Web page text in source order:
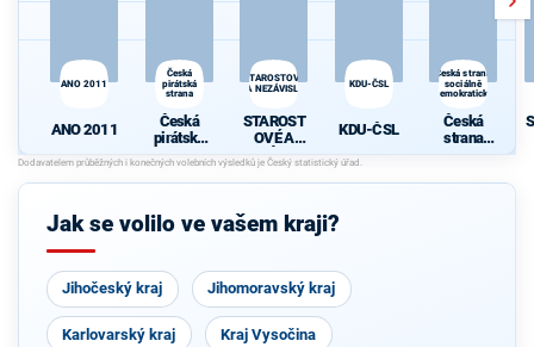
ANO 2011
ANO 2011
Česká
pirátská
strana
Česká
pirátská
strana
STAROSTOVÉ
A NEZÁVISLÍ
STAROST
OVÉ A
NEZÁVISL
Í
KDU-ČSL
KDU-ČSL
Česká strana
sociálně
demokratická
Česká
strana
sociálně
cká
Jak se volilo ve vašem kraji?
Jihočeský kraj Jihomoravský kraj
Karlovarský kraj Kraj Vysočina